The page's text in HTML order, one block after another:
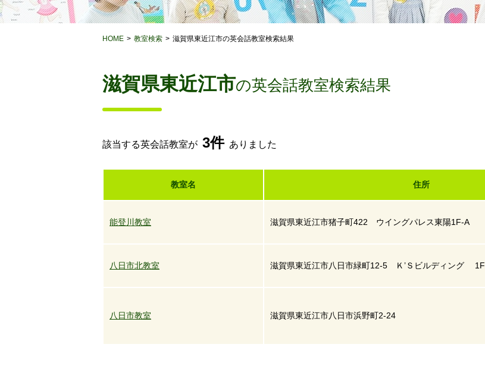
HOME 教室検索 滋賀県東近江市の英会話教室検索結果
滋賀県東近江市の英会話教室検索結果
該当する英会話教室が 3件 ありました
教室名 住所
能登川教室 滋賀県東近江市猪子町422 ウイングパレス東陽1F-A
八日市北教室 滋賀県東近江市八日市緑町12-5 Ｋ’Ｓビルディング 1F
八日市教室 滋賀県東近江市八日市浜野町2-24